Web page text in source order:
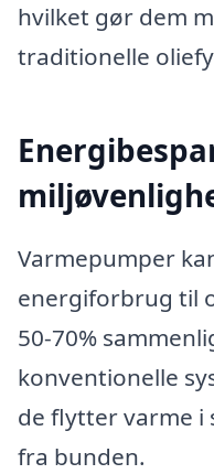
hvilket gør dem
traditionelle
Varmepumper
energiforbrug til
50-70%
konventionelle
de flytter varme i
fra bunden.